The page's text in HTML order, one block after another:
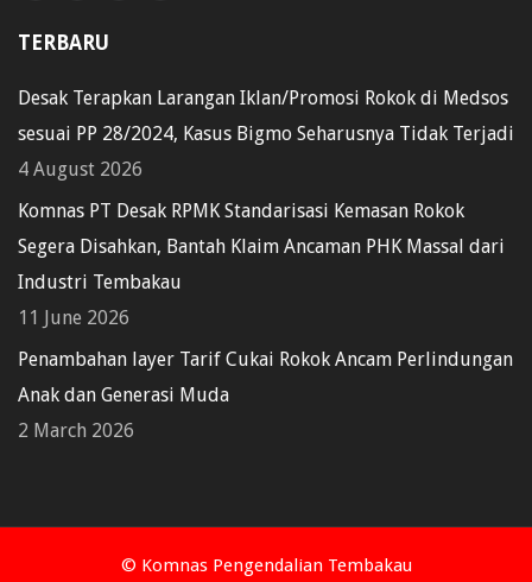
TERBARU
Desak Terapkan Larangan Iklan/Promosi Rokok di Medsos
sesuai PP 28/2024, Kasus Bigmo Seharusnya Tidak Terjadi
4 August 2026
Komnas PT Desak RPMK Standarisasi Kemasan Rokok
Segera Disahkan, Bantah Klaim Ancaman PHK Massal dari
Industri Tembakau
11 June 2026
Penambahan layer Tarif Cukai Rokok Ancam Perlindungan
Anak dan Generasi Muda
2 March 2026
© Komnas Pengendalian Tembakau